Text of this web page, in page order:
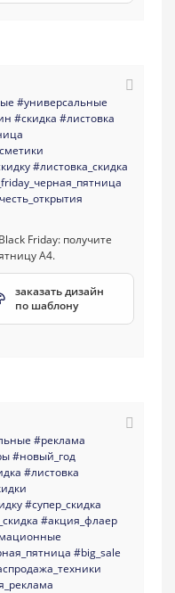
#универсальные
#скидка #листовка
#листовка_скидка
заказать дизайн
по шаблону
#реклама
#новый_год
#листовка
#супер_скидка
#акция_флаер
#big_sale